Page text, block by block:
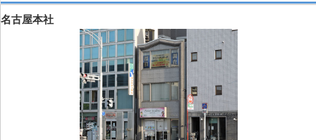
名古屋本社